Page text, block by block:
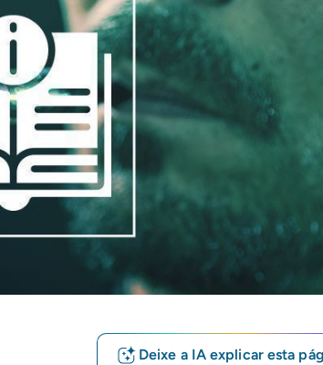
Deixe a IA explicar esta